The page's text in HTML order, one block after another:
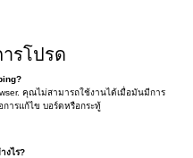
รโปรด
คุณไม่สามารถใช้งานได้เมื่อมันมีการ
ารแก้ไข บอร์ดหรือกระทู้
งไร?